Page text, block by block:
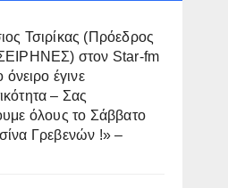
Τσιρίκας (Πρόεδρος
στον Star-fm
έγινε
– Σας
όλους το Σάββατο
Γρεβενών !» –